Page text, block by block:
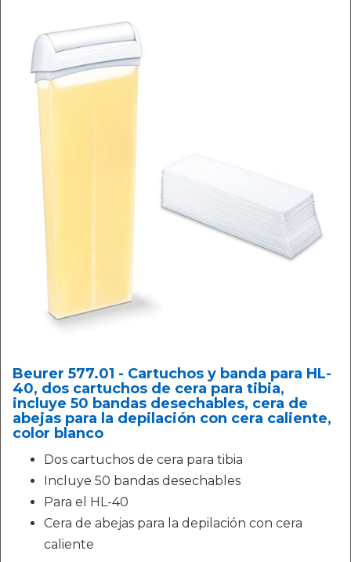
Beurer 577.01 - Cartuchos y banda para HL-
40, dos cartuchos de cera para tibia,
incluye 50 bandas desechables, cera de
abejas para la depilación con cera caliente,
color blanco
Dos cartuchos de cera para tibia
Incluye 50 bandas desechables
Para el HL-40
Cera de abejas para la depilación con cera
caliente